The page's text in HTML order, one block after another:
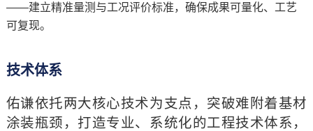
——建立精准量测与工况评价标准，确保成果可量化、工艺
可复现。
技术体系
佑谦依托两大核心技术为支点，突破难附着基材
涂装瓶颈，打造专业、系统化的工程技术体系，